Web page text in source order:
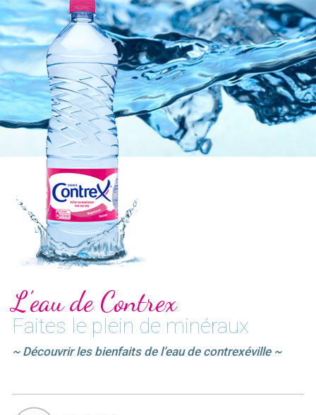
L’eau de Contrex
Faites le plein de minéraux
~ Découvrir les bienfaits de l’eau de contrexéville ~